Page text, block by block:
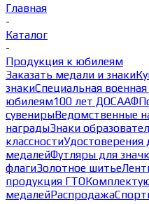
Главная
-
Каталог
-
Продукция к юбилеям
Заказать медали и знаки
знакиСпециальная
юбилеям100 лет ДОСААФ
сувенирыВедомственные
наградыЗнаки
классностиУдостоверения
медалейФутляры для
флагиЗолотное шитье
продукция ГТО
медалейРаспродажа